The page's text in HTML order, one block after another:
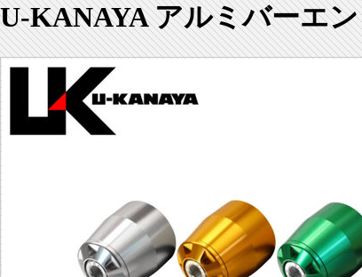
U-KANAYA アルミバーエ